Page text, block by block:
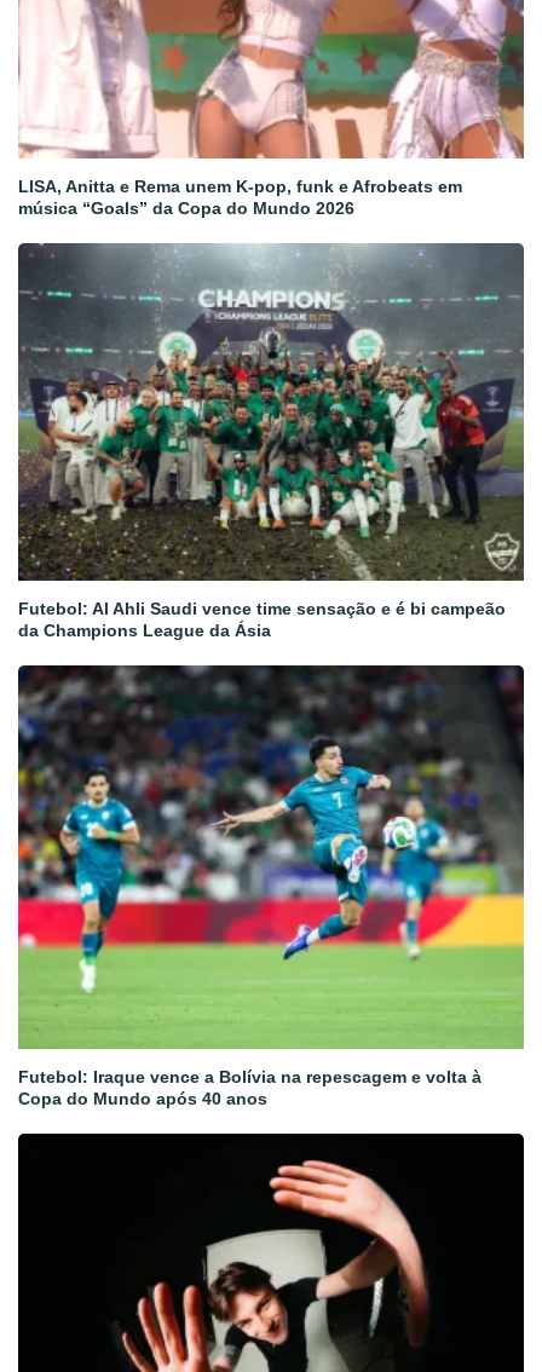
LISA, Anitta e Rema unem K-pop, funk e Afrobeats em
música “Goals” da Copa do Mundo 2026
Futebol: Al Ahli Saudi vence time sensação e é bi campeão
da Champions League da Ásia
Futebol: Iraque vence a Bolívia na repescagem e volta à
Copa do Mundo após 40 anos